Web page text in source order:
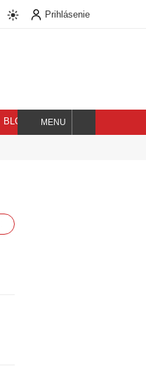
Prihlásenie
BLOG
Hľadaj
MENU